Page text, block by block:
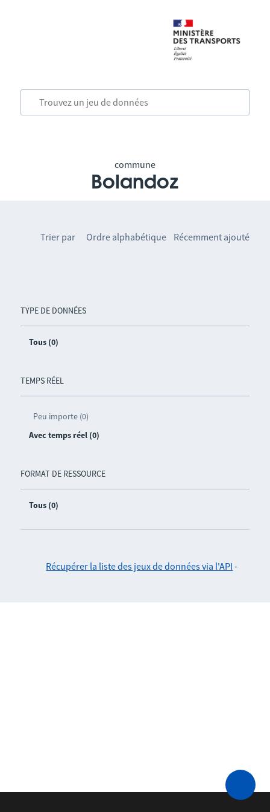
commune
Bolandoz
TYPE DE DONNÉES
Tous (0)
TEMPS RÉEL
Peu importe (0)
Avec temps réel (0)
FORMAT DE RESSOURCE
Tous (0)
Trier par Ordre alphabétique Récemment ajouté
Récupérer la liste des jeux de données via l'API -